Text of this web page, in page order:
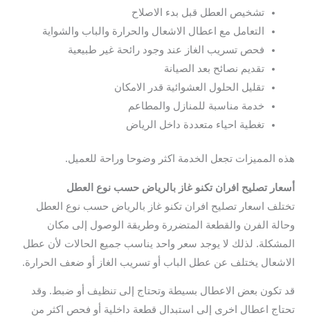
تشخيص العطل قبل بدء الاصلاح
التعامل مع اعطال الاشعال والحرارة والباب والشواية
فحص تسريب الغاز عند وجود رائحة غير طبيعية
تقديم نصائح بعد الصيانة
تقليل الحلول العشوائية قدر الامكان
خدمة مناسبة للمنازل والمطاعم
تغطية احياء متعددة داخل الرياض
هذه المميزات تجعل الخدمة اكثر وضوحا وراحة للعميل.
أسعار تصليح افران تكنو غاز بالرياض حسب نوع العطل
تختلف اسعار تصليح افران تكنو غاز بالرياض حسب نوع العطل
وحالة الفرن والقطعة المتضررة وطريقة الوصول إلى مكان
المشكلة. لذلك لا يوجد سعر واحد يناسب جميع الحالات لأن عطل
الاشعال يختلف عن عطل الباب أو تسريب الغاز أو ضعف الحرارة.
قد تكون بعض الاعطال بسيطة وتحتاج إلى تنظيف أو ضبط. وقد
تحتاج اعطال اخرى إلى استبدال قطعة داخلية أو فحص اكثر من